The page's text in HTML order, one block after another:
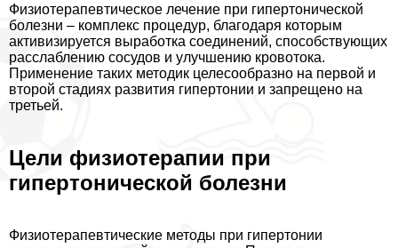
Физиотерапевтическое лечение при гипертонической
болезни – комплекс процедур, благодаря которым
активизируется выработка соединений, способствующих
расслаблению сосудов и улучшению кровотока.
Применение таких методик целесообразно на первой и
второй стадиях развития гипертонии и запрещено на
третьей.
Цели физиотерапии при
гипертонической болезни
Физиотерапевтические методы при гипертонии